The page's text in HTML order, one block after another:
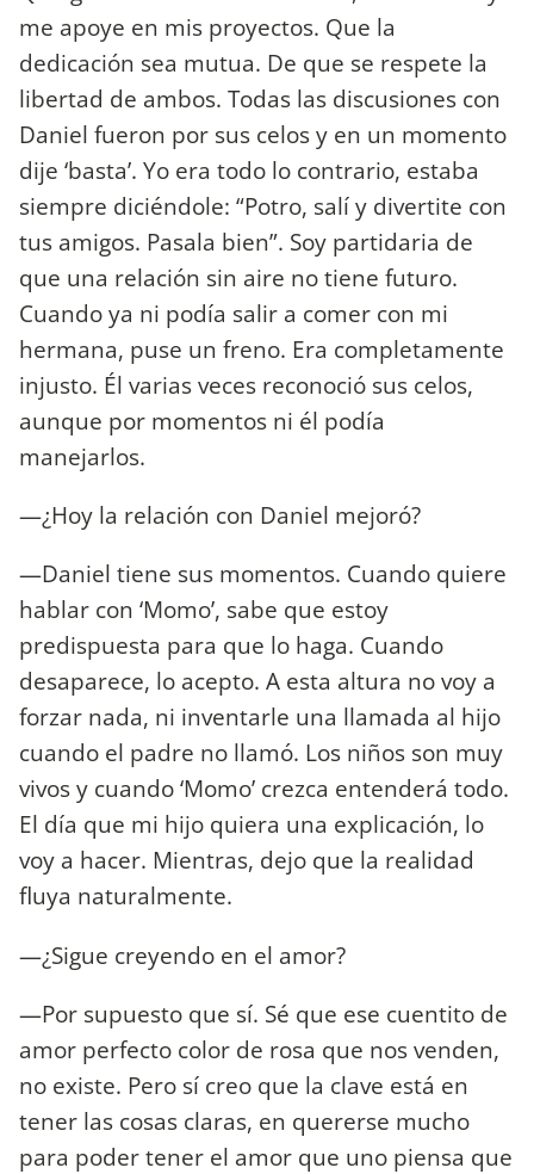
me apoye en mis proyectos. Que la
dedicación sea mutua. De que se respete la
libertad de ambos. Todas las discusiones con
Daniel fueron por sus celos y en un momento
dije ‘basta’. Yo era todo lo contrario, estaba
siempre diciéndole: “Potro, salí y divertite con
tus amigos. Pasala bien”. Soy partidaria de
que una relación sin aire no tiene futuro.
Cuando ya ni podía salir a comer con mi
hermana, puse un freno. Era completamente
injusto. Él varias veces reconoció sus celos,
aunque por momentos ni él podía
manejarlos.
—¿Hoy la relación con Daniel mejoró?
—Daniel tiene sus momentos. Cuando quiere
hablar con ‘Momo’, sabe que estoy
predispuesta para que lo haga. Cuando
desaparece, lo acepto. A esta altura no voy a
forzar nada, ni inventarle una llamada al hijo
cuando el padre no llamó. Los niños son muy
vivos y cuando ‘Momo’ crezca entenderá todo.
El día que mi hijo quiera una explicación, lo
voy a hacer. Mientras, dejo que la realidad
fluya naturalmente.
—¿Sigue creyendo en el amor?
—Por supuesto que sí. Sé que ese cuentito de
amor perfecto color de rosa que nos venden,
no existe. Pero sí creo que la clave está en
tener las cosas claras, en quererse mucho
para poder tener el amor que uno piensa que